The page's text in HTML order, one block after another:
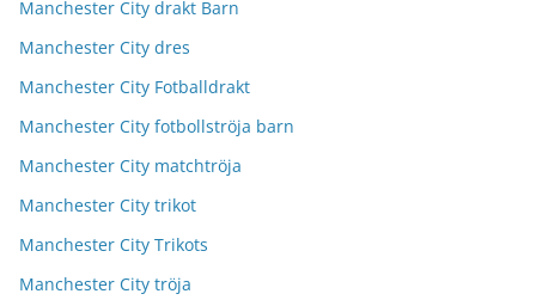
Manchester City drakt Barn
Manchester City dres
Manchester City Fotballdrakt
Manchester City fotbollströja barn
Manchester City matchtröja
Manchester City trikot
Manchester City Trikots
Manchester City tröja